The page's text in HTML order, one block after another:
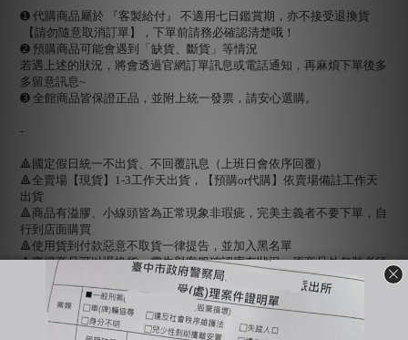
➊ 代購商品屬於 『客製給付』 不適用七日鑑賞期，亦不接受退換貨
【請勿隨意取消訂單】，下單前請務必確認清楚哦！
➋ 預購商品可能會遇到「缺貨、斷貨」等情況
若遇上述的狀況，將會透過官網訂單訊息或電話通知，再麻煩下單後多
多留意訊息~
➌ 全館商品皆保證正品，並附上統一發票，請安心選購。
-
🔺國定假日統一不出貨、不回覆訊息（上班日會依序回覆）
🔺全賣場【現貨】1-3工作天出貨，【預購or代購】依賣場備註工作天
出貨
🔺商品有溢膠、小線頭皆為正常現象非瑕疵，完美主義者不要下單，自
行到店面購買
🔺使用貨到付款惡意不取貨一律提告，並加入黑名單
🔺賣場商品可以退換貨，需先與客服確認庫存狀況；原商品外包裝必須
保持完整＆吊牌不能拆剪才能退換貨（退換貨須知請詳售後小卡）
🔺商品一旦下水任何理由皆不接受退換貨